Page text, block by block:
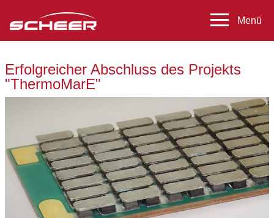
Erfolgreicher Abschluss des Projekts
"ThermoMarE"